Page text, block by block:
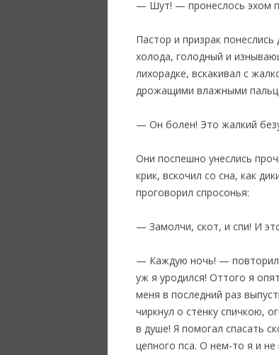
— Шут! — пронеслось эхом
Пастор и призрак
холода, голодный и
лихорадке, вскакивал с
дрожащими влажными
— Он болен! Это жалкий
Они поспешно унеслись
крик, вскочил со сна, как
проговорил спросонья:
— Замолчи, скот, и спи! И
— Каждую ночь! — повторил
уж я уродился! Оттого я
меня в последний раз
чиркнул о стенку спичкою,
в душе! Я помогал спасать
цепного пса. О нем-то я и